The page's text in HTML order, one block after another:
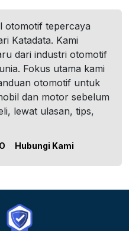
otomotif tepercaya
Katadata. Kami
dari industri otomotif
Fokus utama kami
otomotif untuk
dan motor sebelum
lewat ulasan, tips,
Hubungi Kami